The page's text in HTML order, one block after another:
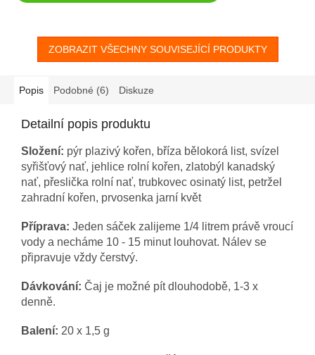
ZOBRAZIT VŠECHNY SOUVISEJÍCÍ PRODUKTY
Popis Podobné (6) Diskuze
Detailní popis produktu
Složení: pýr plazivý kořen, bříza bělokorá list, svízel
syřišťový nať, jehlice rolní kořen, zlatobýl kanadský
nať, přeslička rolní nať, trubkovec osinatý list, petržel
zahradní kořen, prvosenka jarní květ
Příprava: Jeden sáček zalijeme 1/4 litrem právě vroucí
vody a necháme 10 - 15 minut louhovat. Nálev se
připravuje vždy čerstvý.
Dávkování: Čaj je možné pít dlouhodobě, 1-3 x
denně.
Balení: 20 x 1,5 g